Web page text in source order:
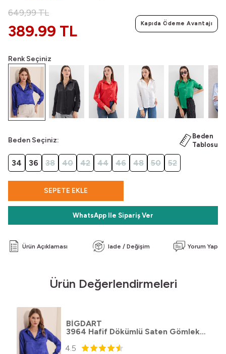
649,99TL
389.99 TL Kapıda Ödeme Avantajı
Renk Seçiniz
Beden Seçiniz:
Beden
Tablosu
34 36 38 40 42 44 46 48 50 52
SEPETE EKLE
WhatsApp Ile Sipariş Ver
Ürün Açıklaması Iade / Değişim Yorum Yap
Ürün Değerlendirmeleri
BİGDART
3964 Hafif Dökümlü Saten Gömlek - Saks
4.5